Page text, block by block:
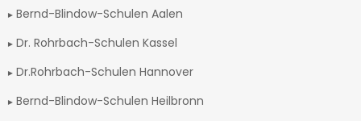
Bernd-Blindow-Schulen Aalen
Dr. Rohrbach-Schulen Kassel
Dr.Rohrbach-Schulen Hannover
Bernd-Blindow-Schulen Heilbronn